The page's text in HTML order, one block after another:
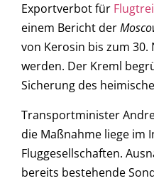
Exportverbot für
einem Bericht der
von Kerosin bis zum
werden. Der Kreml
Sicherung des
Transportminister
die Maßnahme liege im
Fluggesellschaften.
bereits bestehende